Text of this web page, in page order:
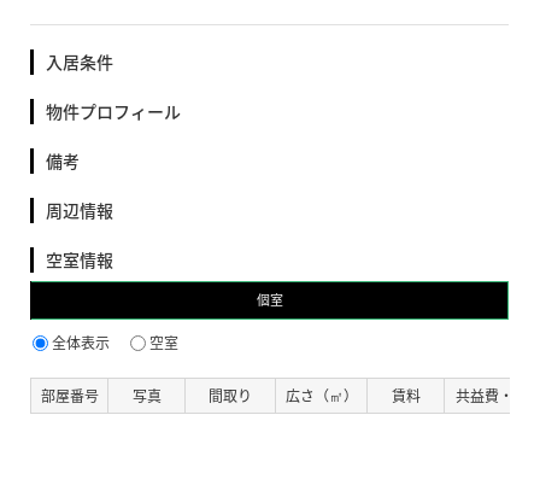
入居条件
物件プロフィール
備考
周辺情報
空室情報
個室
全体表示 空室
部屋番号 写真 間取り 広さ（㎡） 賃料 共益費・管